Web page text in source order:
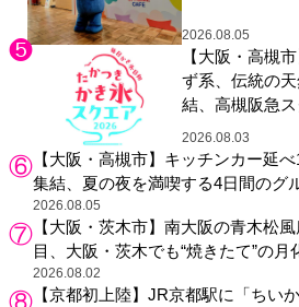
展示も
2026.08.05
【大阪・高槻
ず系、伝統の
結、高槻阪急
り
2026.08.03
【大阪・高槻市】キッチンカー延
集結、夏の夜を満喫する4日間のグ
2026.08.05
【大阪・茨木市】南大阪の青木松
目、大阪・茨木でも“焼きたて”の月
2026.08.02
【京都初上陸】JR京都駅に「ちい